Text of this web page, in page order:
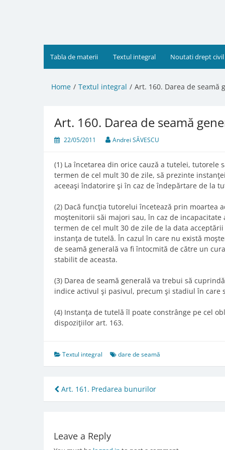
Tabla de materii Textul integral Noutati drept civil
Home Textul integral Art. 160. Darea de seamă
Art. 160. Darea de seamă
22/05/2011 Andrei SĂVESCU
(1) La încetarea din orice cauză a tutelei,
termen de cel mult 30 de zile, să prezinte
aceeaşi îndatorire şi în caz de îndepărtare de la
(2) Dacă funcţia tutorelui încetează prin moartea
moştenitorii săi majori sau, în caz de
termen de cel mult 30 de zile de la data
instanţa de tutelă. În cazul în care nu există
de seamă generală va fi întocmită de către un
stabilit de aceasta.
(3) Darea de seamă generală va trebui să
indice activul şi pasivul, precum şi stadiul în care
(4) Instanţa de tutelă îl poate constrânge pe cel
dispoziţiilor art. 163.
Textul integral dare de seamă
Post
navigation
Art. 161. Predarea bunurilor
Leave a Reply